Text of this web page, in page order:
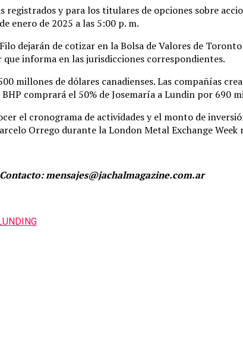
y para los titulares de opciones sobre
enero de 2025 a las 5:00 p. m.
dejarán de cotizar en la Bolsa de Valores de
informa en las jurisdicciones correspondientes.
millones de dólares canadienses. Las compañías
comprará el 50% de Josemaría a Lundin por 690
el cronograma de actividades y el monto de
Orrego durante la London Metal Exchange Week
Contacto: mensajes@jachalmagazine.com.ar